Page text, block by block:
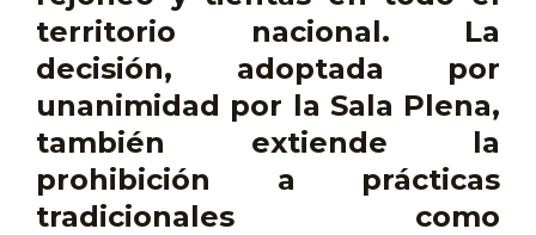
territorio nacional. La
decisión, adoptada por
unanimidad por la Sala Plena,
también extiende la
prohibición a prácticas
tradicionales como